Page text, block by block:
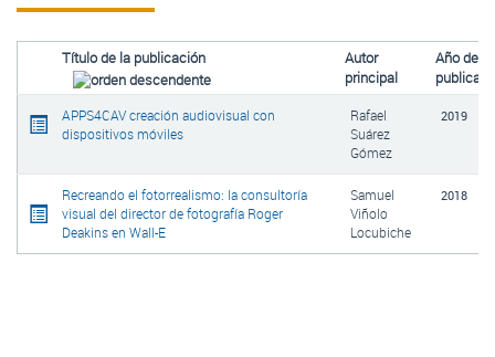
Título de la publicación
Autor
principal
Año de
APPS4CAV creación audiovisual con
dispositivos móviles
Rafael
Suárez
Gómez
2019
Recreando el fotorrealismo: la consultoría
visual del director de fotografía Roger
Deakins en Wall-E
Samuel
Viñolo
Locubiche
2018